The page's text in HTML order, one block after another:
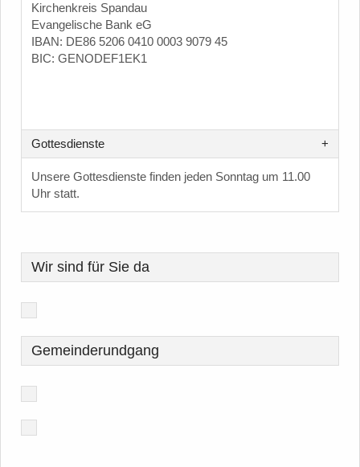
Kirchenkreis Spandau
Evangelische Bank eG
IBAN: DE86 5206 0410 0003 9079 45
BIC: GENODEF1EK1
Gottesdienste
Unsere Gottesdienste finden jeden Sonntag um 11.00
Uhr statt.
Wir sind für Sie da
Gemeinderundgang